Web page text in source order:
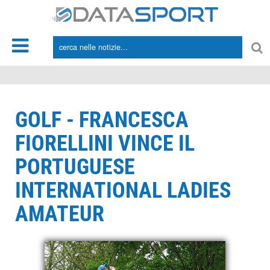
GOLF - FRANCESCA
FIORELLINI VINCE IL
PORTUGUESE
INTERNATIONAL LADIES
AMATEUR